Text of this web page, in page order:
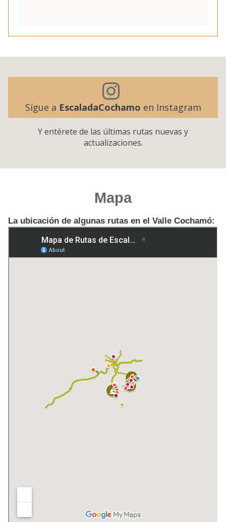
Sígue a EscaladaCochamo en Instagram
Y entérete de las últimas rutas nuevas y
actualizaciones.
Mapa
La ubicación de algunas rutas en el Valle Cochamó: